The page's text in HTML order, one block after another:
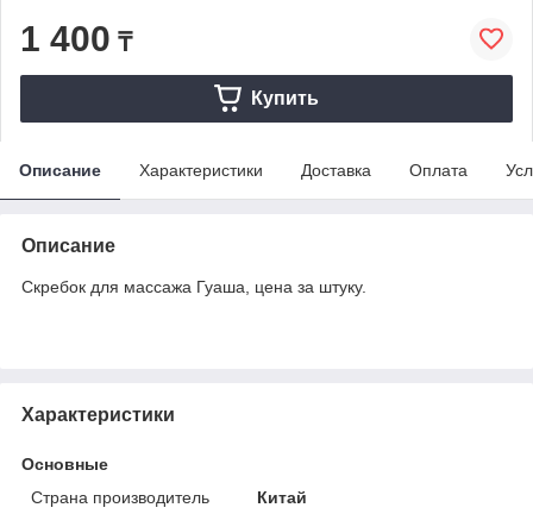
1 400 ₸
Купить
Описание Характеристики Доставка Оплата
Описание
Скребок для массажа Гуаша, цена за штуку.
Характеристики
Основные
Страна производитель
Китай